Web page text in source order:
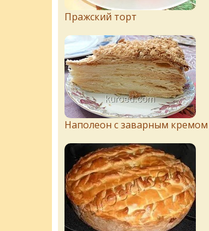
Пражский торт
Наполеон с заварным кремом